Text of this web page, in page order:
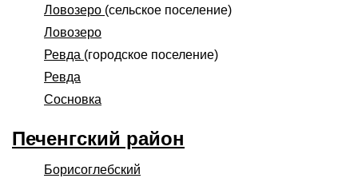
Ловозеро (сельское поселение)
Ловозеро
Ревда (городское поселение)
Ревда
Сосновка
Печенгский район
Борисоглебский